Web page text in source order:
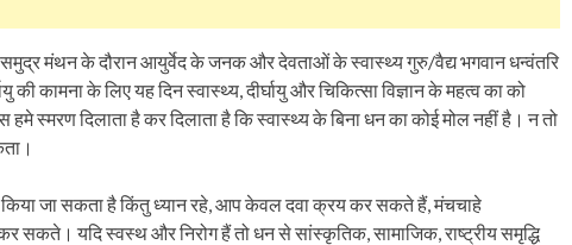
समुद्र मंथन के दौरान आयुर्वेद के जनक और देवताओं के स्वास्थ्य गुरु/वैद्य भगवान धन्वंतरि
कामना के लिए यह दिन स्वास्थ्य, दीर्घायु और चिकित्सा विज्ञान के महत्व का को
स्मरण दिलाता है कर दिलाता है कि स्वास्थ्य के बिना धन का कोई मोल नहीं है। न तो
जा सकता है किंतु ध्यान रहे, आप केवल दवा क्रय कर सकते हैं, मंचचाहे
सकते। यदि स्वस्थ और निरोग हैं तो धन से सांस्कृतिक, सामाजिक, राष्ट्रीय समृद्धि